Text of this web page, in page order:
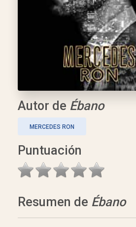
Autor de Ébano
MERCEDES RON
Puntuación
Resumen de Ébano